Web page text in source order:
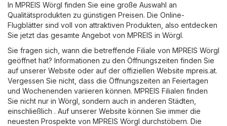
In MPREIS Wörgl finden Sie eine große Auswahl an
Qualitätsprodukten zu günstigen Preisen. Die Online-
Flugblätter sind voll von attraktiven Produkten, also entdecken
Sie jetzt das gesamte Angebot von MPREIS in Wörgl.
Sie fragen sich, wann die betreffende Filiale von MPREIS Wörgl
geöffnet hat? Informationen zu den Öffnungszeiten finden Sie
auf unserer Website oder auf der offiziellen Website mpreis.at.
Vergessen Sie nicht, dass die Öffnungszeiten an Feiertagen
und Wochenenden variieren können. MPREIS Filialen finden
Sie nicht nur in Wörgl, sondern auch in anderen Städten,
einschließlich . Auf unserer Website können Sie immer die
neuesten Prospekte von MPREIS Wörgl durchstöbern. Die